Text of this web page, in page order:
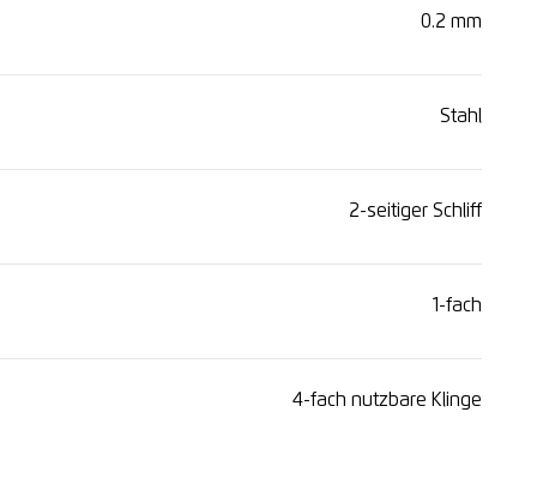
0.2 mm
Stahl
2-seitiger Schliff
1-fach
4-fach nutzbare Klinge